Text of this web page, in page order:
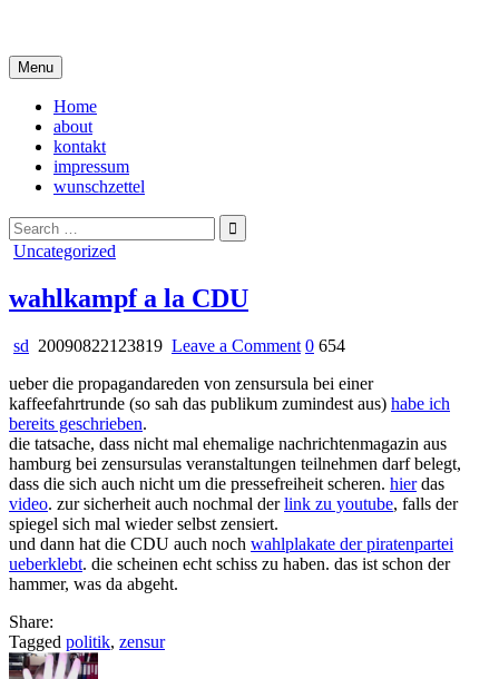
content
Menu
Home
about
kontakt
impressum
wunschzettel
Search
for:
Posted
Uncategorized
wahlkampf a la CDU
sd 20090822123819 Leave a Commenton
a
la
0 654
ueber die propagandareden von zensursula bei einer
kaffeefahrtrunde (so sah das publikum zumindest aus) habe ich
bereits geschrieben.
die tatsache, dass nicht mal ehemalige nachrichtenmagazin aus
hamburg bei zensursulas veranstaltungen teilnehmen darf belegt,
dass die sich auch nicht um die pressefreiheit scheren. hierdas
video. zur sicherheit auch nochmal derlink zu youtube, falls der
spiegel sich mal wieder selbst zensiert.
und dann hat die CDU auch noch wahlplakate der piratenpartei
ueberklebt. die scheinen echt schiss zu haben. das ist schon der
hammer, was da abgeht.
Share:
Tagged politik, zensur